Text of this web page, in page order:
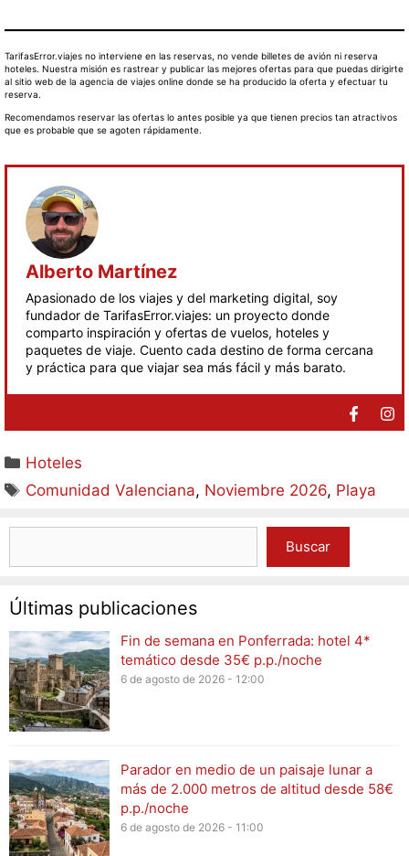
TarifasError.viajes no interviene en las reservas, no vende billetes de avión ni reserva
hoteles. Nuestra misión es rastrear y publicar las mejores ofertas para que puedas dirigirte
al sitio web de la agencia de viajes online donde se ha producido la oferta y efectuar tu
reserva.
Recomendamos reservar las ofertas lo antes posible ya que tienen precios tan atractivos
que es probable que se agoten rápidamente.
Alberto Martínez
Apasionado de los viajes y del marketing digital, soy
fundador de TarifasError.viajes: un proyecto donde
comparto inspiración y ofertas de vuelos, hoteles y
paquetes de viaje. Cuento cada destino de forma cercana
y práctica para que viajar sea más fácil y más barato.
Hoteles
Comunidad Valenciana, Noviembre 2026, Playa
Buscar
Últimas publicaciones
Fin de semana en Ponferrada: hotel 4*
temático desde 35€ p.p./noche
6 de agosto de 2026 - 12:00
Parador en medio de un paisaje lunar a
más de 2.000 metros de altitud desde 58€
p.p./noche
6 de agosto de 2026 - 11:00